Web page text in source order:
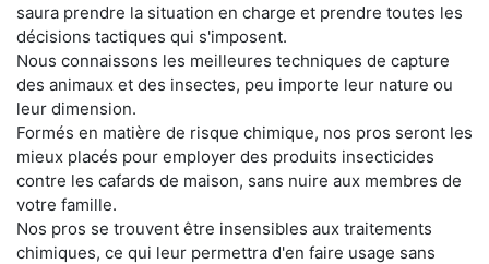
saura prendre la situation en charge et prendre toutes les
décisions tactiques qui s'imposent.
Nous connaissons les meilleures techniques de capture
des animaux et des insectes, peu importe leur nature ou
leur dimension.
Formés en matière de risque chimique, nos pros seront les
mieux placés pour employer des produits insecticides
contre les cafards de maison, sans nuire aux membres de
votre famille.
Nos pros se trouvent être insensibles aux traitements
chimiques, ce qui leur permettra d'en faire usage sans